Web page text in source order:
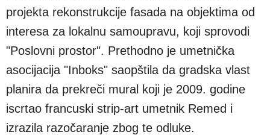
projekta rekonstrukcije fasada na objektima od
interesa za lokalnu samoupravu, koji sprovodi
"Poslovni prostor". Prethodno je umetnička
asocijacija "Inboks" saopštila da gradska vlast
planira da prekreči mural koji je 2009. godine
iscrtao francuski strip-art umetnik Remed i
izrazila razočaranje zbog te odluke.